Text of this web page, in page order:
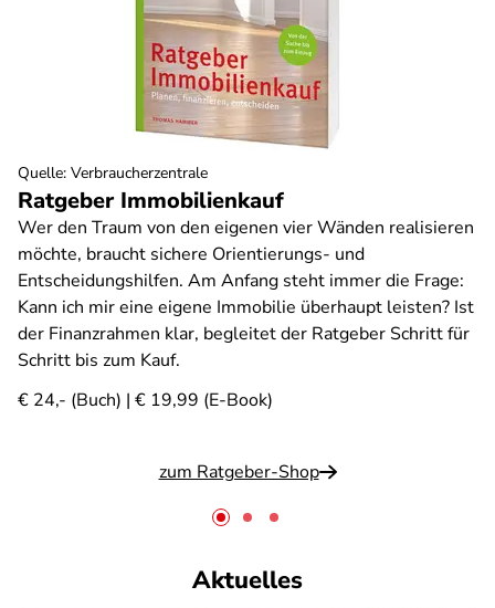
Ratgeber Immobilienkauf
Wer den Traum von den eigenen vier Wänden realisieren
möchte, braucht sichere Orientierungs- und
Entscheidungshilfen. Am Anfang steht immer die Frage:
Kann ich mir eine eigene Immobilie überhaupt leisten? Ist
der Finanzrahmen klar, begleitet der Ratgeber Schritt für
Schritt bis zum Kauf.
€ 24,- (Buch) | € 19,99 (E-Book)
zum Ratgeber-Shop
Quelle: Verbraucherzentrale
Aktuelles